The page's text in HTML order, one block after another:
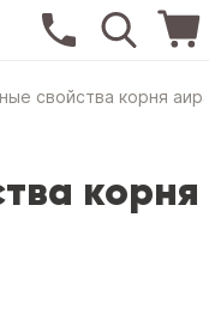
свойства корня
корня